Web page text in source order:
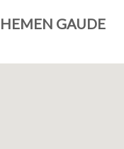
HEMEN GAUDE